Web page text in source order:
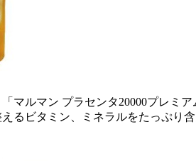
マルマン プラセンタ20000プレミ
るビタミン、ミネラルをたっぷり